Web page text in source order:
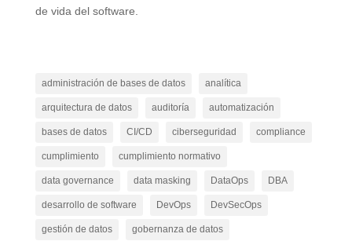
de vida del software.
administración de bases de datos analítica
arquitectura de datos auditoría automatización
bases de datos CI/CD ciberseguridad compliance
cumplimiento cumplimiento normativo
data governance data masking DataOps DBA
desarrollo de software DevOps DevSecOps
gestión de datos gobernanza de datos